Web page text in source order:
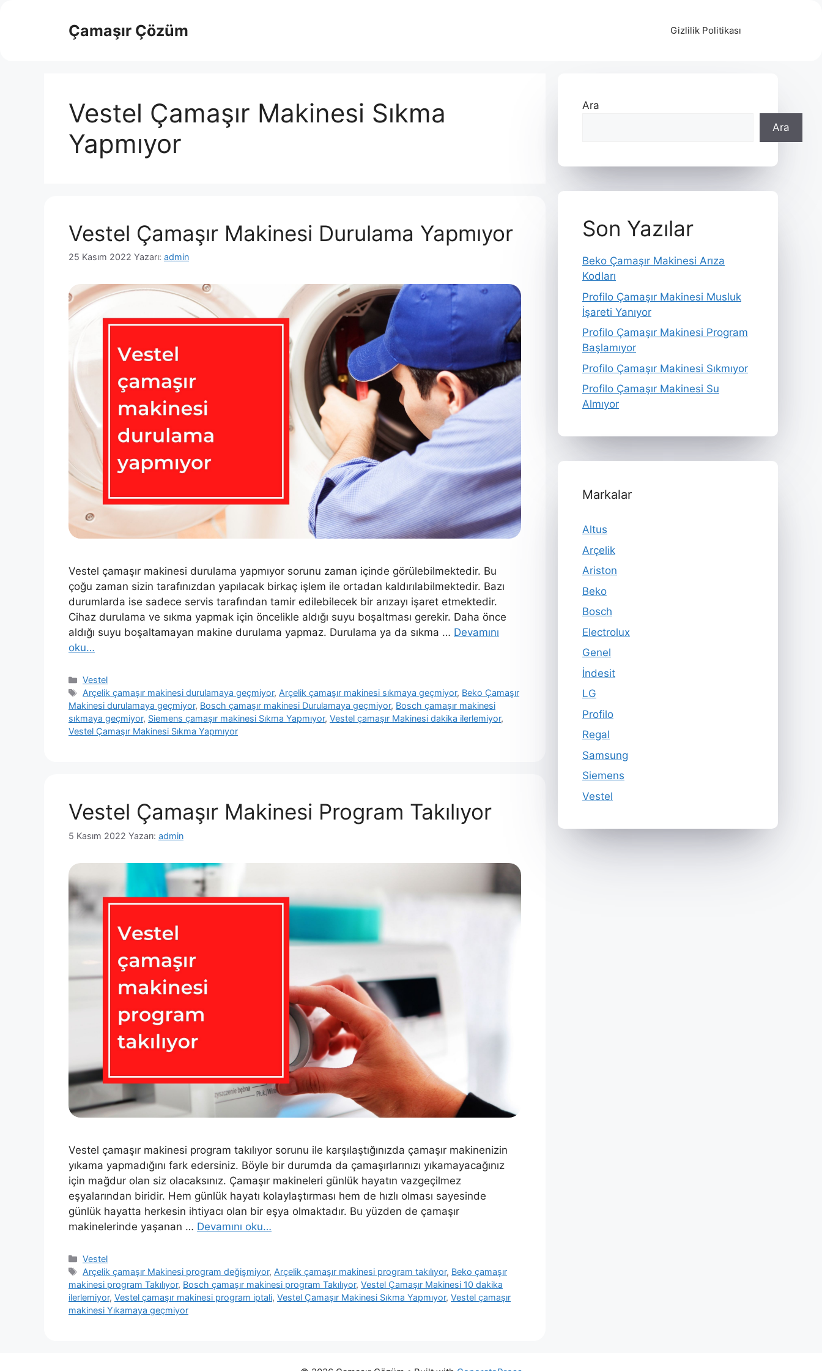
Çamaşır Çözüm Gizlilik Politikası
Vestel Çamaşır Makinesi Sıkma
Yapmıyor
Vestel Çamaşır Makinesi Durulama Yapmıyor
25 Kasım 2022 Yazarı: admin
Vestel çamaşır makinesi durulama yapmıyor sorunu zaman içinde görülebilmektedir. Bu
çoğu zaman sizin tarafınızdan yapılacak birkaç işlem ile ortadan kaldırılabilmektedir. Bazı
durumlarda ise sadece servis tarafından tamir edilebilecek bir arızayı işaret etmektedir.
Cihaz durulama ve sıkma yapmak için öncelikle aldığı suyu boşaltması gerekir. Daha önce
aldığı suyu boşaltamayan makine durulama yapmaz. Durulama ya da sıkma … Devamını
oku…
Kategoriler
Vestel
Etiketler
Arçelik çamaşır makinesi durulamaya geçmiyor, Arçelik çamaşır makinesi sıkmaya geçmiyor, Beko Çamaşır
Makinesi durulamaya geçmiyor, Bosch çamaşır makinesi Durulamaya geçmiyor, Bosch çamaşır makinesi
sıkmaya geçmiyor, Siemens çamaşır makinesi Sıkma Yapmıyor, Vestel çamaşır Makinesi dakika ilerlemiyor,
Vestel Çamaşır Makinesi Sıkma Yapmıyor
Vestel Çamaşır Makinesi Program Takılıyor
5 Kasım 2022 Yazarı: admin
Vestel çamaşır makinesi program takılıyor sorunu ile karşılaştığınızda çamaşır makinenizin
yıkama yapmadığını fark edersiniz. Böyle bir durumda da çamaşırlarınızı yıkamayacağınız
için mağdur olan siz olacaksınız. Çamaşır makineleri günlük hayatın vazgeçilmez
eşyalarından biridir. Hem günlük hayatı kolaylaştırması hem de hızlı olması sayesinde
günlük hayatta herkesin ihtiyacı olan bir eşya olmaktadır. Bu yüzden de çamaşır
makinelerinde yaşanan … Devamını oku…
Kategoriler
Vestel
Etiketler
Arçelik çamaşır Makinesi program değişmiyor, Arçelik çamaşır makinesi program takılıyor, Beko çamaşır
makinesi program Takılıyor, Bosch çamaşır makinesi program Takılıyor, Vestel Çamaşır Makinesi 10 dakika
ilerlemiyor, Vestel çamaşır makinesi program iptali, Vestel Çamaşır Makinesi Sıkma Yapmıyor, Vestel çamaşır
makinesi Yıkamaya geçmiyor
Ara
Ara
Son Yazılar
Beko Çamaşır Makinesi Arıza
Kodları
Profilo Çamaşır Makinesi Musluk
İşareti Yanıyor
Profilo Çamaşır Makinesi Program
Başlamıyor
Profilo Çamaşır Makinesi Sıkmıyor
Profilo Çamaşır Makinesi Su
Almıyor
Markalar
Altus
Arçelik
Ariston
Beko
Bosch
Electrolux
Genel
İndesit
LG
Profilo
Regal
Samsung
Siemens
Vestel